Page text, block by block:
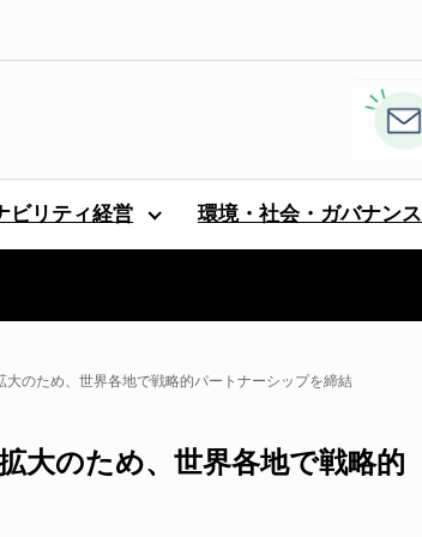
ビリティ経営 環境・社会・ガバナンス
のため、世界各地で戦略的パートナーシップを締結
大のため、世界各地で戦略的